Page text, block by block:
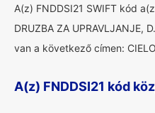
A(z) FNDDSI21 SWIFT kód
DRUZBA ZA UPRAVLJANJE,
van a következő címen:
A(z) FNDDSI21 kód